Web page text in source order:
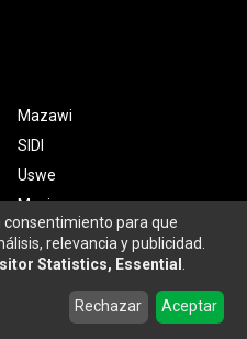
Wishlist Account
Mazawi
SIDI
Uswe
Maxima
A, Santa Ana Tepetitlán
para que
relevancia y publicidad.
Statistics, Essential
Rechazar Aceptar